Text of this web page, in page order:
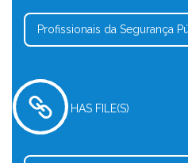
Profissionais da Segurança
HAS FILE(S)